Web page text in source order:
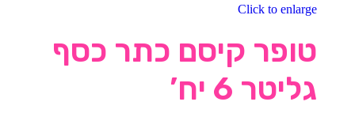
Click to enlarge
טופר קיסם כתר כסף
גליטר 6 יח’